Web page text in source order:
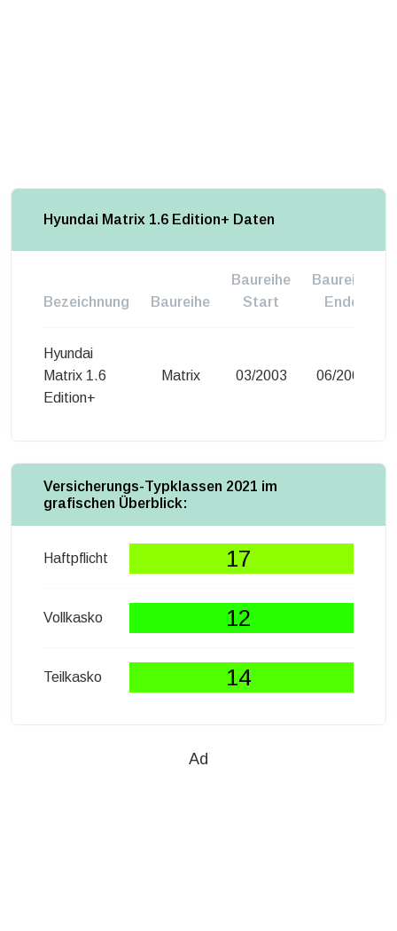
Hyundai Matrix 1.6 Edition+ Daten
Bezeichnung Baureihe
Baureihe
Start
Baureihe
Ende
Hyundai
Matrix 1.6
Edition+
Matrix 03/2003 06/2003
Versicherungs-Typklassen 2021 im
grafischen Überblick:
Haftpflicht 17
Vollkasko 12
Teilkasko 14
Ad